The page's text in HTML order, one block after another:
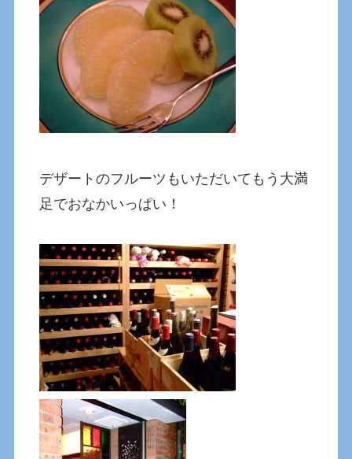
デザートのフルーツもいただいてもう大満
足でおなかいっぱい！